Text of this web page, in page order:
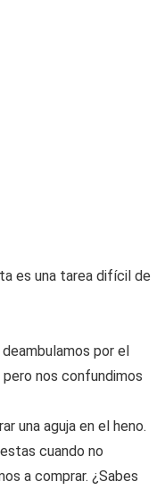
es una tarea difícil de
por el
nos confundimos
una aguja en el heno.
cuando no
a comprar. ¿Sabes